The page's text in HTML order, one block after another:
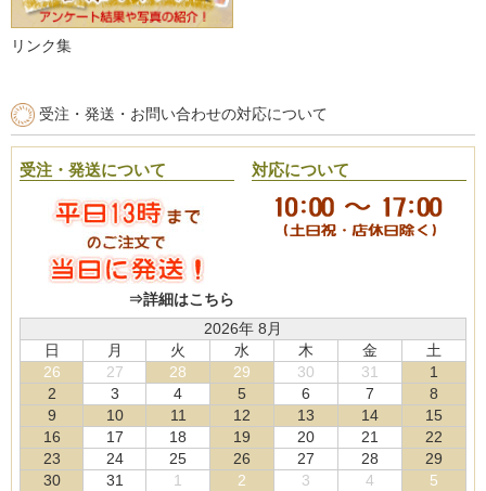
リンク集
受注・発送・お問い合わせの対応について
受注・発送について
⇒詳細はこちら
対応について
2026年 8月
日
月 火 水 木 金
土
26
27 28 29 30 31
1
2
3 4 5 6 7
8
9
10 11 12 13 14
15
16
17 18 19 20 21
22
23
24 25 26 27 28
29
30
31 1 2 3 4
5